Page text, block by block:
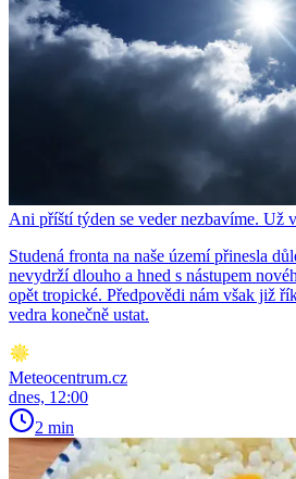
Ani příští týden se veder nezbavíme. Už
Studená fronta na naše území přinesla
nevydrží dlouho a hned s nástupem
opět tropické. Předpovědi nám však již
vedra konečně ustat.
Meteocentrum.cz
dnes, 12:00
2 min